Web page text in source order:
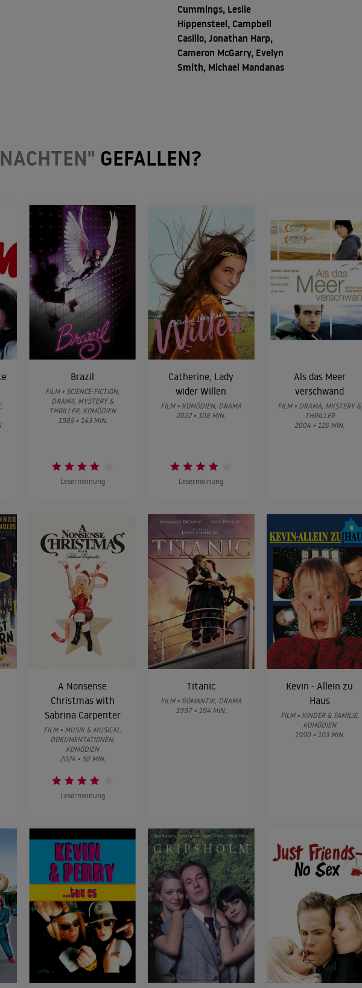
Cummings, Leslie
Hippensteel, Campbell
Casillo, Jonathan Harp,
Cameron McGarry, Evelyn
Smith, Michael Mandanas
GEFALLEN?
Brazil
FILM • SCIENCE-FICTION,
DRAMA, MYSTERY &
THRILLER, KOMÖDIEN
1985 • 143 MIN.
Lesermeinung
Catherine, Lady
wider Willen
FILM • KOMÖDIEN, DRAMA
2022 • 108 MIN.
Lesermeinung
Als das Meer
verschwand
FILM • DRAMA, MYSTERY &
THRILLER
2004 • 126 MIN.
A Nonsense
Christmas with
Sabrina Carpenter
FILM • MUSIK & MUSICAL,
DOKUMENTATIONEN,
KOMÖDIEN
2024 • 50 MIN.
Lesermeinung
Titanic
FILM • ROMANTIK, DRAMA
1997 • 194 MIN.
Kevin - Allein zu
Haus
FILM • KINDER & FAMILIE,
KOMÖDIEN
1990 • 103 MIN.